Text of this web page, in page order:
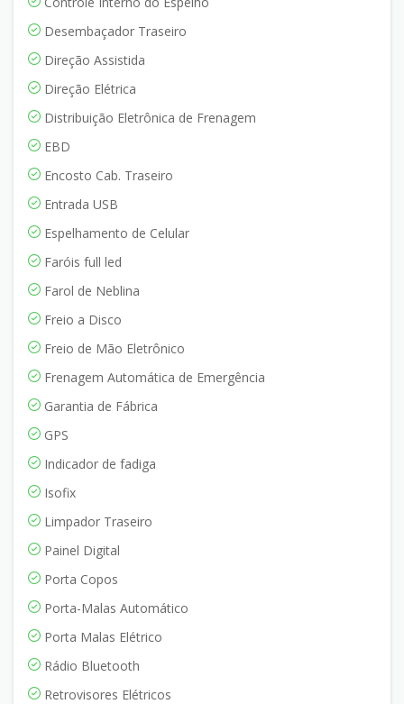
Desembaçador Traseiro
Direção Assistida
Direção Elétrica
Distribuição Eletrônica de Frenagem
EBD
Encosto Cab. Traseiro
Entrada USB
Espelhamento de Celular
Faróis full led
Farol de Neblina
Freio a Disco
Freio de Mão Eletrônico
Frenagem Automática de Emergência
Garantia de Fábrica
GPS
Indicador de fadiga
Isofix
Limpador Traseiro
Painel Digital
Porta Copos
Porta-Malas Automático
Porta Malas Elétrico
Rádio Bluetooth
Retrovisores Elétricos